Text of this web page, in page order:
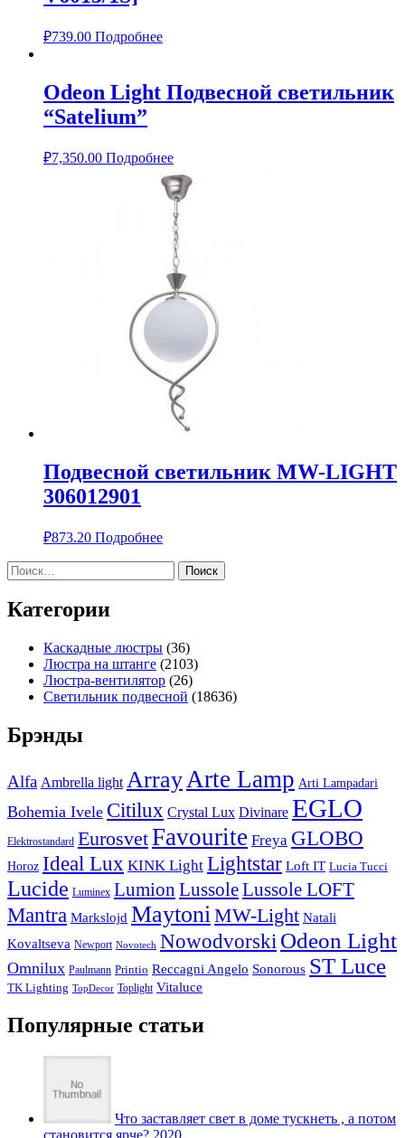
₽739.00 Подробнее
Odeon Light Подвесной светильник
“Satelium”
₽7,350.00 Подробнее
Подвесной светильник MW-LIGHT
306012901
₽873.20 Подробнее
Найти:
Категории
Каскадные люстры (36)
Люстра на штанге (2103)
Люстра-вентилятор (26)
Светильник подвесной (18636)
Брэнды
Alfa Ambrella light ArrayArte Lamp Arti Lampadari
Bohemia Ivele Citilux Crystal Lux Divinare EGLO
Elektrostandard EurosvetFavourite Freya GLOBO
Horoz Ideal Lux KINK Light Lightstar Loft IT Lucia Tucci
Lucide Luminex Lumion LussoleLussole LOFT
Mantra Markslojd MaytoniMW-Light Natali
Kovaltseva Newport Novotech Nowodvorski Odeon Light
Omnilux Paulmann Printio Reccagni Angelo Sonorous ST Luce
TK Lighting TopDecor Toplight Vitaluce
Популярные статьи
Что заставляет свет в доме тускнеть , а потом
становится ярче? 2020